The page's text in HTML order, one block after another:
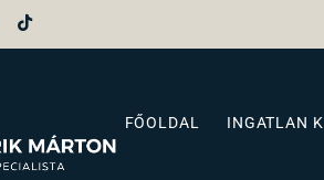
FŐOLDAL INGATLAN